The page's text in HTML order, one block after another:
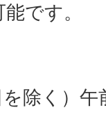
です。
除く）